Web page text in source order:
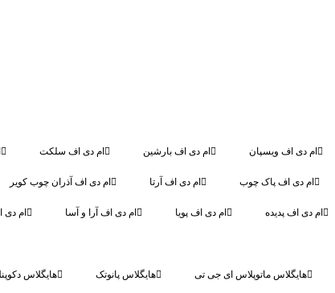
ام دی اف ویسپان ام دی اف بارشین ام دی اف سلکت
ام دی اف پاک چوب ام دی اف آرتا ام دی اف آذران چوب کویر
ام دی اف پدیده ام دی اف پویا ام دی اف آرا و آسا ام دی
هایگلاس ماتوپلاس ای جی تی هایگلاس پانوتک هایگلاس